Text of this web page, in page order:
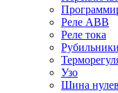
Реле ABB
Реле тока
Рубильники
Узо
Шина